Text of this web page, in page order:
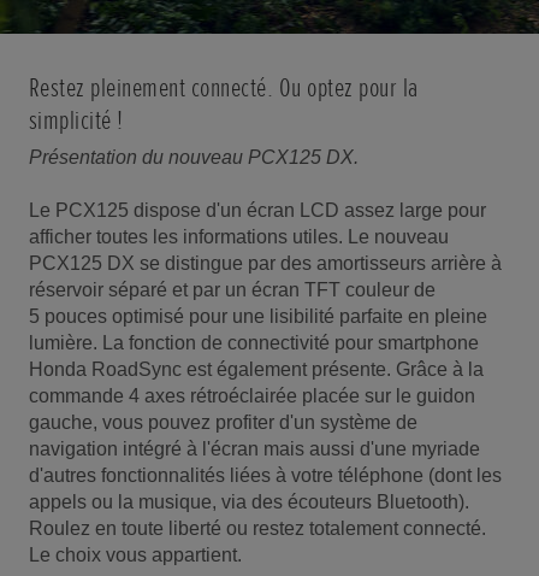
Restez pleinement connecté. Ou optez pour la
simplicité !
Présentation du nouveau PCX125 DX.
Le PCX125 dispose d'un écran LCD assez large pour
afficher toutes les informations utiles. Le nouveau
PCX125 DX se distingue par des amortisseurs arrière à
réservoir séparé et par un écran TFT couleur de
5 pouces optimisé pour une lisibilité parfaite en pleine
lumière. La fonction de connectivité pour smartphone
Honda RoadSync est également présente. Grâce à la
commande 4 axes rétroéclairée placée sur le guidon
gauche, vous pouvez profiter d'un système de
navigation intégré à l'écran mais aussi d'une myriade
d'autres fonctionnalités liées à votre téléphone (dont les
appels ou la musique, via des écouteurs Bluetooth).
Roulez en toute liberté ou restez totalement connecté.
Le choix vous appartient.